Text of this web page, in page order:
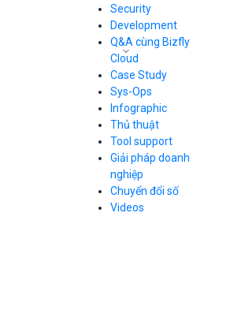
Bảng giá
Bảng giá
Bảng giá
Load Balancer
Auto Scaling
Container Registry
Kubernetes
Cloud Database
Call Center
Business Email
Simple Storage
VPN
Traffic Manager
Cloud VPS
Kafka
Videos
Security
Development
Q&A cùng Bizfly
Cloud
Q&A về Bizfly
Cloud Server
Thao tác kết nối
tới server
Videos
Q&A về Bizfly
Business Email
Videos
Case Study
Sys-Ops
Infographic
Thủ thuật
Tool support
Giải pháp doanh
nghiệp
Chuyển đổi số
Videos